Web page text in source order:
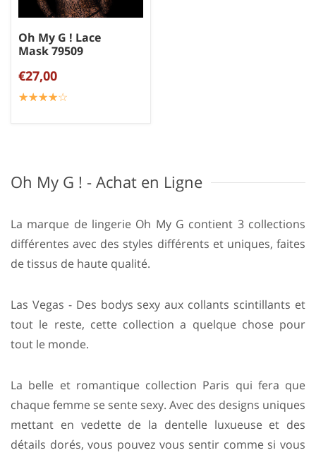
Oh My G ! Lace
Mask 79509
€27,00
☆☆☆☆☆
★★★★★
Oh My G ! - Achat en Ligne
La marque de lingerie Oh My G contient 3 collections
différentes avec des styles différents et uniques, faites
de tissus de haute qualité.
Las Vegas - Des bodys sexy aux collants scintillants et
tout le reste, cette collection a quelque chose pour
tout le monde.
La belle et romantique collection Paris qui fera que
chaque femme se sente sexy. Avec des designs uniques
mettant en vedette de la dentelle luxueuse et des
détails dorés, vous pouvez vous sentir comme si vous